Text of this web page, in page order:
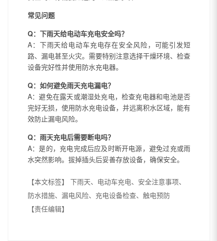
常见问题
Q：下雨天给电动车充电安全吗？
A：下雨天给电动车充电存在安全风险，可能引发短
路、漏电甚至火灾。需要特别注意选择干燥环境、检查
设备完好性并使用防水充电器。
Q：如何避免雨天充电漏电？
A：避免在露天或潮湿处充电，检查充电器和电池是否
完好无损，使用防水充电设备，并远离积水区域，能有
效防止漏电风险。
Q：雨天充电后需要断电吗？
A：是的，充电完成后应及时断开电源，避免过充或雨
水突然影响。拔掉插头后妥善存放设备，确保安全。
【本文标签】
下雨天、电动车充电、安全注意事项、
防水措施、漏电风险、充电设备检查、触电预防
【责任编辑】